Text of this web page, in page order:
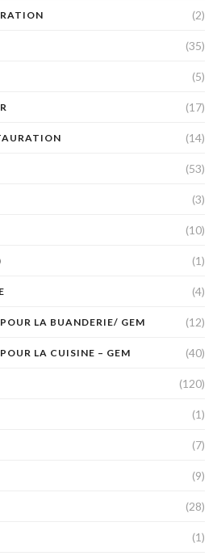
(2)
(35)
(5)
(17)
(14)
(53)
(3)
(10)
(1)
(4)
LA BUANDERIE/ GEM (12)
LA CUISINE – GEM (40)
(120)
(1)
(7)
(9)
(28)
(1)